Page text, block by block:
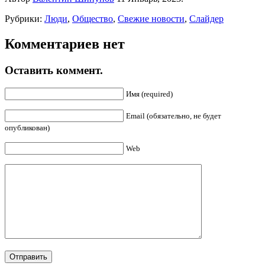
Рубрики: Люди, Общество, Свежие новости, Слайдер
Комментариев нет
Оставить коммент.
Имя (required)
Email (обязательно, не будет
опубликован)
Web